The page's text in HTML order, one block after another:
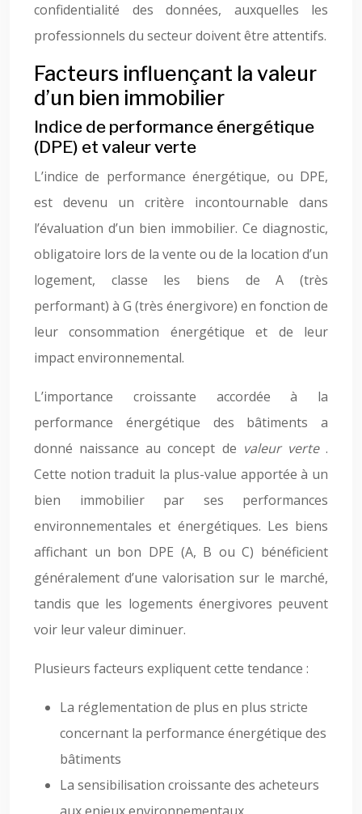
confidentialité des données, auxquelles les
professionnels du secteur doivent être attentifs.
Facteurs influençant la valeur
d’un bien immobilier
Indice de performance énergétique
(DPE) et valeur verte
L’indice de performance énergétique, ou DPE,
est devenu un critère incontournable dans
l’évaluation d’un bien immobilier. Ce diagnostic,
obligatoire lors de la vente ou de la location d’un
logement, classe les biens de A (très
performant) à G (très énergivore) en fonction de
leur consommation énergétique et de leur
impact environnemental.
L’importance croissante accordée à la
performance énergétique des bâtiments a
donné naissance au concept de valeur verte.
Cette notion traduit la plus-value apportée à un
bien immobilier par ses performances
environnementales et énergétiques. Les biens
affichant un bon DPE (A, B ou C) bénéficient
généralement d’une valorisation sur le marché,
tandis que les logements énergivores peuvent
voir leur valeur diminuer.
Plusieurs facteurs expliquent cette tendance :
La réglementation de plus en plus stricte
concernant la performance énergétique des
bâtiments
La sensibilisation croissante des acheteurs